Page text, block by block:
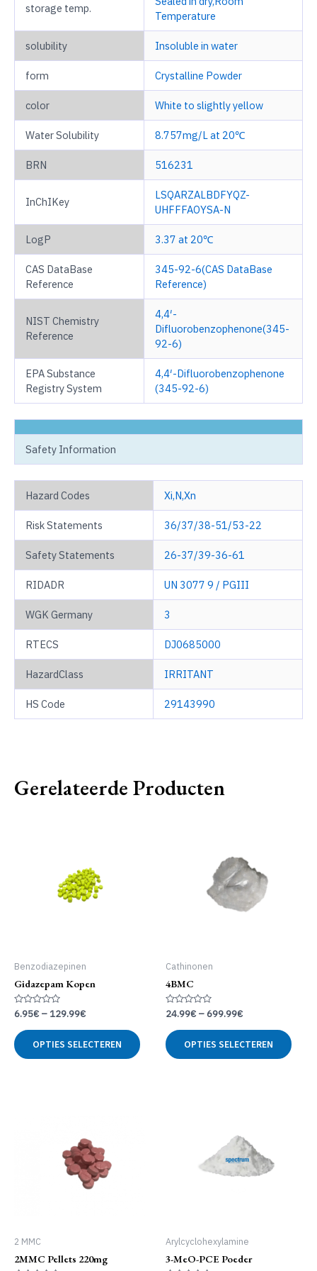
storage temp.
Temperature
solubility Insoluble in water
form Crystalline Powder
color White to slightly yellow
Water Solubility 8.757mg/L at 20℃
BRN 516231
InChIKey
LSQARZALBDFYQZ-
UHFFFAOYSA-N
LogP 3.37 at 20℃
CAS DataBase
Reference
345-92-6(CAS DataBase
Reference)
NIST Chemistry
Reference
4,4′-
Difluorobenzophenone(345-
92-6)
EPA Substance
Registry System
4,4′-Difluorobenzophenone
(345-92-6)
Safety Information
Hazard Codes Xi,N,Xn
Risk Statements 36/37/38-51/53-22
Safety Statements 26-37/39-36-61
RIDADR UN 3077 9 / PGIII
WGK Germany 3
RTECS DJ0685000
HazardClass IRRITANT
HS Code 29143990
Gerelateerde Producten
Benzodiazepinen
Gidazepam Kopen
Gewaardeerd
uit
5
6.95€ – 129.99€
OPTIES SELECTEREN
product
Cathinonen
4BMC
Gewaardeerd
uit
5
24.99€ –699.99€
OPTIES SELECTEREN
2 MMC
2MMC Pellets 220mg
Arylcyclohexylamine
3-MeO-PCE Poeder